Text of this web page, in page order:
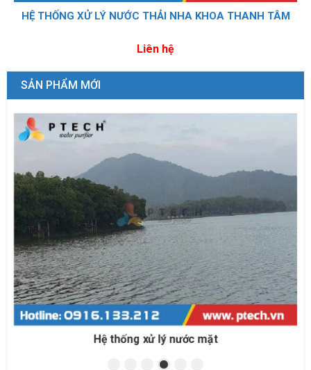
HỆ THỐNG XỬ LÝ NƯỚC THẢI NHA KHOA THANH TÂM
Liên hệ
SẢN PHẨM MỚI
Hệ thống xử lý nước biển cho nuôi trồng thủy sản